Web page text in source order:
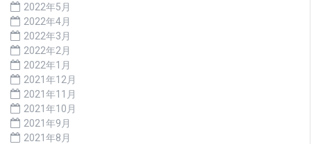
2022年5月
2022年4月
2022年3月
2022年2月
2022年1月
2021年12月
2021年11月
2021年10月
2021年9月
2021年8月